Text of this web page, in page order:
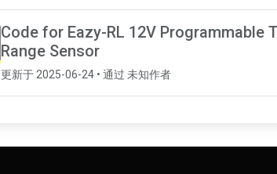
Code for Eazy-RL 12V Programmable
Range Sensor
更新于 2025-06-24 • 通过 未知作者